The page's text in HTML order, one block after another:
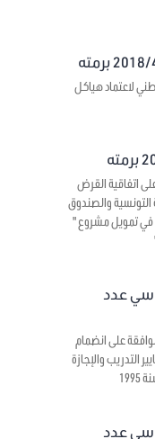
لاعتماد هياكل
اتفاقية القرض
بين الجمهورية التونسية والصندوق
في تمويل مشروع "
عدد
على انضمام
التدريب والإجازة
عدد